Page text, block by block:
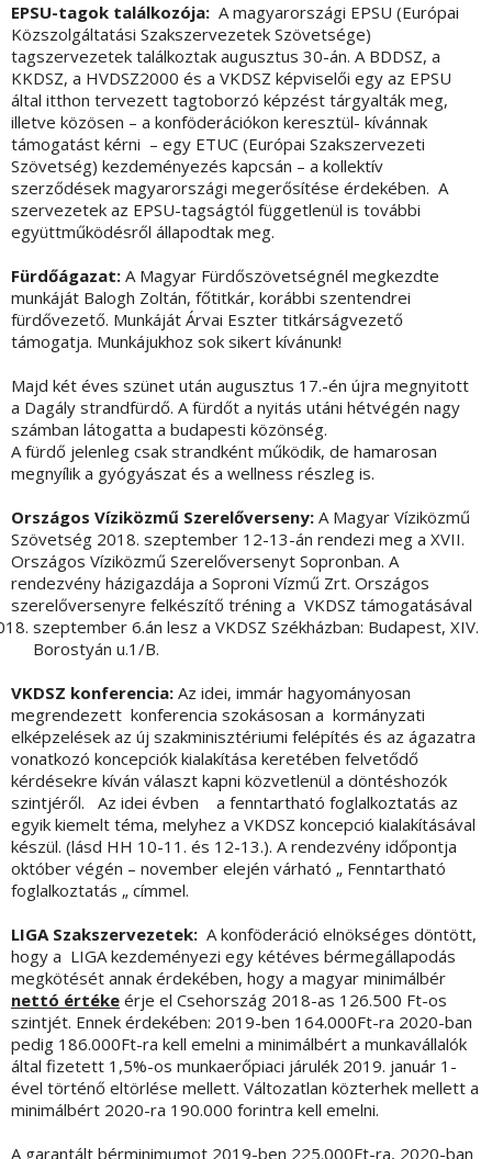
EPSU-tagok találkozója: A magyarországi EPSU (Európai
Közszolgáltatási Szakszervezetek Szövetsége)
tagszervezetek találkoztak augusztus 30-án. A BDDSZ, a
KKDSZ, a HVDSZ2000 és a VKDSZ képviselői egy az EPSU
által itthon tervezett tagtoborzó képzést tárgyalták meg,
illetve közösen – a konföderációkon keresztül- kívánnak
támogatást kérni – egy ETUC (Európai Szakszervezeti
Szövetség) kezdeményezés kapcsán – a kollektív
szerződések magyarországi megerősítése érdekében. A
szervezetek az EPSU-tagságtól függetlenül is további
együttműködésről állapodtak meg.
Fürdőágazat: A Magyar Fürdőszövetségnél megkezdte
munkáját Balogh Zoltán, főtitkár, korábbi szentendrei
fürdővezető. Munkáját Árvai Eszter titkárságvezető
támogatja. Munkájukhoz sok sikert kívánunk!
Majd két éves szünet után augusztus 17.-én újra megnyitott
a Dagály strandfürdő. A fürdőt a nyitás utáni hétvégén nagy
számban látogatta a budapesti közönség.
A fürdő jelenleg csak strandként működik, de hamarosan
megnyílik a gyógyászat és a wellness részleg is.
Országos Víziközmű Szerelőverseny: A Magyar Víziközmű
Szövetség 2018. szeptember 12-13-án rendezi meg a XVII.
Országos Víziközmű Szerelőversenyt Sopronban. A
rendezvény házigazdája a Soproni Vízmű Zrt. Országos
szerelőversenyre felkészítő tréning a VKDSZ támogatásával
szeptember 6.án lesz a VKDSZ Székházban: Budapest, XIV.
Borostyán u.1/B.
VKDSZ konferencia: Az idei, immár hagyományosan
megrendezett konferencia szokásosan a kormányzati
elképzelések az új szakminisztériumi felépítés és az ágazatra
vonatkozó koncepciók kialakítása keretében felvetődő
kérdésekre kíván választ kapni közvetlenül a döntéshozók
szintjéről. Az idei évben a fenntartható foglalkoztatás az
egyik kiemelt téma, melyhez a VKDSZ koncepció kialakításával
készül. (lásd HH 10-11. és 12-13.). A rendezvény időpontja
október végén – november elején várható „ Fenntartható
foglalkoztatás „ címmel.
LIGA Szakszervezetek: A konföderáció elnökséges döntött,
hogy a LIGA kezdeményezi egy kétéves bérmegállapodás
megkötését annak érdekében, hogy a magyar minimálbér
nettó értéke érje el Csehország 2018-as 126.500 Ft-os
szintjét. Ennek érdekében: 2019-ben 164.000Ft-ra 2020-ban
pedig 186.000Ft-ra kell emelni a minimálbért a munkavállalók
által fizetett 1,5%-os munkaerőpiaci járulék 2019. január 1-
ével történő eltörlése mellett. Változatlan közterhek mellett a
minimálbért 2020-ra 190.000 forintra kell emelni.
A garantált bérminimumot 2019-ben 225.000Ft-ra, 2020-ban